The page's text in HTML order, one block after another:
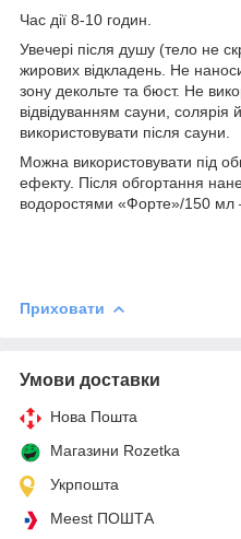
Час дії 8-10 годин.
Увечері після душу (тело не
жирових відкладень. Не
зону декольте та бюст. Не
відвідуванням сауни,
використовувати після сауни.
Можна використовувати під
ефекту. Після обгортання
водоростями «Форте»/150 мл
Приховати
Умови доставки
Нова Пошта
Магазини Rozetka
Укрпошта
Meest ПОШТА